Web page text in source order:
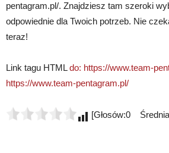
pentagram.pl/. Znajdziesz tam szeroki
odpowiednie dla Twoich potrzeb. Nie
teraz!
Link tagu HTMLdo: https://www.team-
https://www.team-pentagram.pl/
[Głosów:0